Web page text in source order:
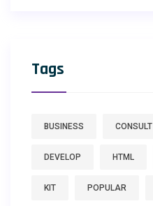
Tags
BUSINESS CONSULT
DEVELOP HTML
KIT POPULAR